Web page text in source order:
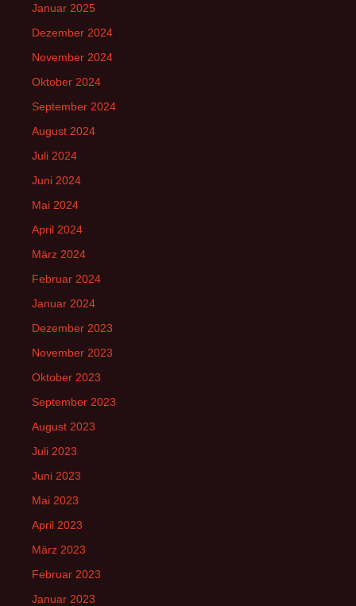
Januar 2025
Dezember 2024
November 2024
Oktober 2024
September 2024
August 2024
Juli 2024
Juni 2024
Mai 2024
April 2024
März 2024
Februar 2024
Januar 2024
Dezember 2023
November 2023
Oktober 2023
September 2023
August 2023
Juli 2023
Juni 2023
Mai 2023
April 2023
März 2023
Februar 2023
Januar 2023